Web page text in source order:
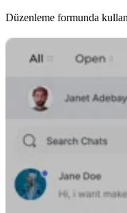
Düzenleme formunda